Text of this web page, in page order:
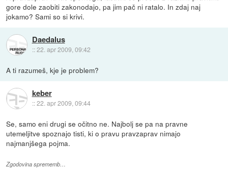
gore dole zaobiti zakonodajo, pa jim pač ni ratalo. In zdaj naj
jokamo? Sami so si krivi.
Daedalus
::22. apr 2009, 09:42
A ti razumeš, kje je problem?
keber
::22. apr 2009, 09:44
Se, samo eni drugi se očitno ne. Najbolj se pa na pravne
utemeljitve spoznajo tisti, ki o pravu pravzaprav nimajo
najmanjšega pojma.
Zgodovina sprememb…